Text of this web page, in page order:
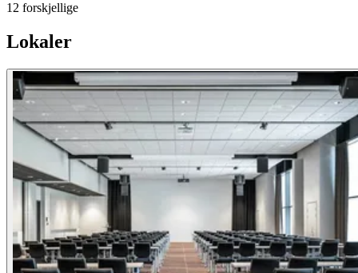
12 forskjellige
Lokaler